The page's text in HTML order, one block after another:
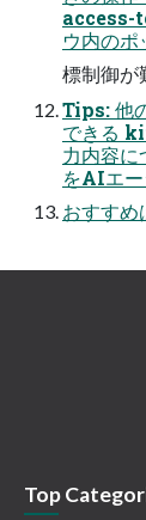
access-
ウ内のポ
標制御が
Tips: 他
できる
力内容に
をAIエ
おすす
Top